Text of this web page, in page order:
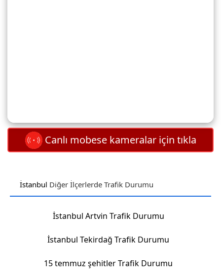
Canlı mobese kameralar için tıkla
İstanbul Diğer İlçerlerde Trafik Durumu
İstanbul Artvin Trafik Durumu
İstanbul Tekirdağ Trafik Durumu
15 temmuz şehitler Trafik Durumu